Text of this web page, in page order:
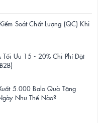
Soát Chất Lượng (QC) Khi
Tối Ưu 15 - 20% Chi Phí Đặt
5.000 Balo Quà Tặng
Như Thế Nào?